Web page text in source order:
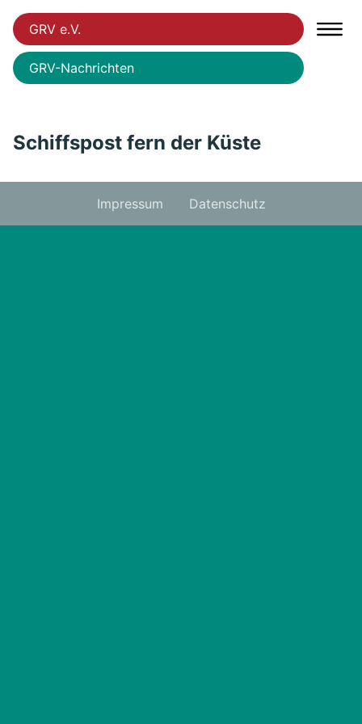
GRV e.V.
GRV-Nachrichten
Schiffspost fern der Küste
Impressum Datenschutz